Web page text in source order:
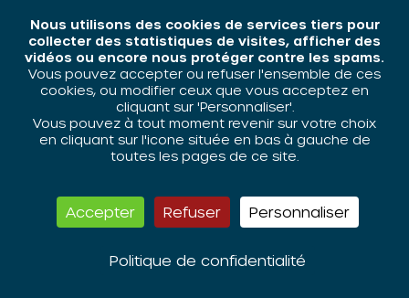
champ éducatif"
Télécharger
Nous utilisons des cookies de services tiers pour
collecter des statistiques de visites, afficher des
vidéos ou encore nous protéger contre les spams.
Vous pouvez accepter ou refuser l'ensemble de ces
cookies, ou modifier ceux que vous acceptez en
cliquant sur 'Personnaliser'.
Vous pouvez à tout moment revenir sur votre choix
en cliquant sur l'icone située en bas à gauche de
toutes les pages de ce site.
Accepter Refuser Personnaliser
Politique de confidentialité